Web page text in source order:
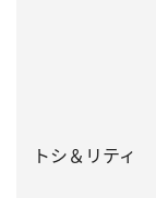
トシ＆リティ